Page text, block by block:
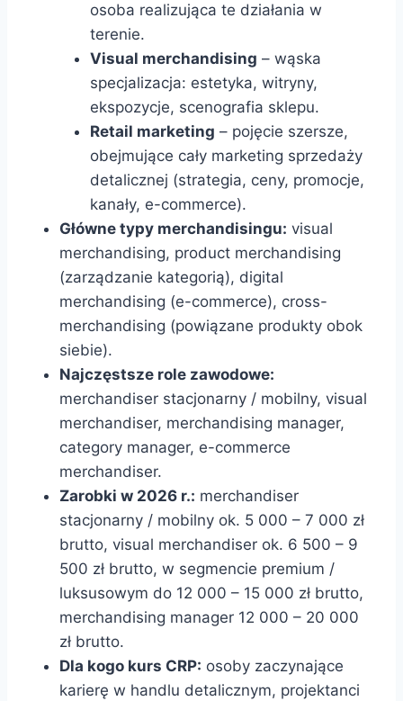
osoba realizująca te działania w
terenie.
Visual merchandising – wąska
specjalizacja: estetyka, witryny,
ekspozycje, scenografia sklepu.
Retail marketing – pojęcie szersze,
obejmujące cały marketing sprzedaży
detalicznej (strategia, ceny, promocje,
kanały, e-commerce).
Główne typy merchandisingu: visual
merchandising, product merchandising
(zarządzanie kategorią), digital
merchandising (e-commerce), cross-
merchandising (powiązane produkty obok
siebie).
Najczęstsze role zawodowe:
merchandiser stacjonarny / mobilny, visual
merchandiser, merchandising manager,
category manager, e-commerce
merchandiser.
Zarobki w 2026 r.: merchandiser
stacjonarny / mobilny ok. 5 000 – 7 000 zł
brutto, visual merchandiser ok. 6 500 – 9
500 zł brutto, w segmencie premium /
luksusowym do 12 000 – 15 000 zł brutto,
merchandising manager 12 000 – 20 000
zł brutto.
Dla kogo kurs CRP: osoby zaczynające
karierę w handlu detalicznym, projektanci